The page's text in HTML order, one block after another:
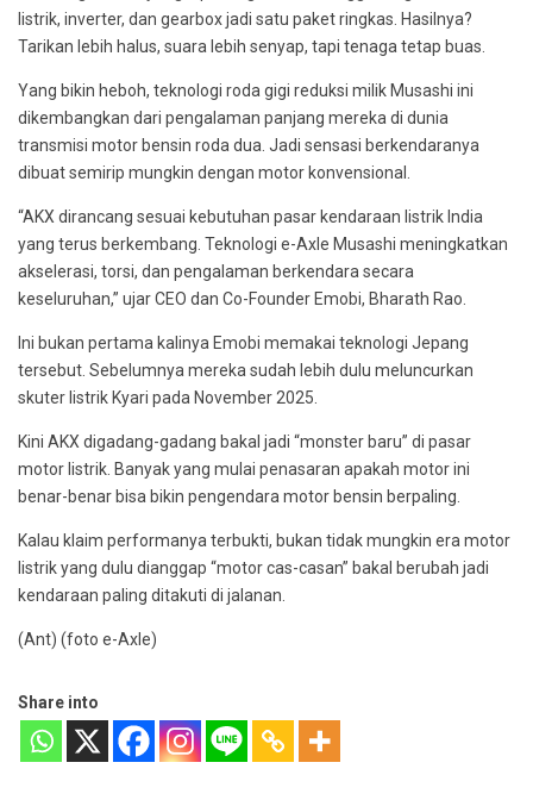
listrik, inverter, dan gearbox jadi satu paket ringkas. Hasilnya?
Tarikan lebih halus, suara lebih senyap, tapi tenaga tetap buas.
Yang bikin heboh, teknologi roda gigi reduksi milik Musashi ini
dikembangkan dari pengalaman panjang mereka di dunia
transmisi motor bensin roda dua. Jadi sensasi berkendaranya
dibuat semirip mungkin dengan motor konvensional.
“AKX dirancang sesuai kebutuhan pasar kendaraan listrik India
yang terus berkembang. Teknologi e-Axle Musashi meningkatkan
akselerasi, torsi, dan pengalaman berkendara secara
keseluruhan,” ujar CEO dan Co-Founder Emobi, Bharath Rao.
Ini bukan pertama kalinya Emobi memakai teknologi Jepang
tersebut. Sebelumnya mereka sudah lebih dulu meluncurkan
skuter listrik Kyari pada November 2025.
Kini AKX digadang-gadang bakal jadi “monster baru” di pasar
motor listrik. Banyak yang mulai penasaran apakah motor ini
benar-benar bisa bikin pengendara motor bensin berpaling.
Kalau klaim performanya terbukti, bukan tidak mungkin era motor
listrik yang dulu dianggap “motor cas-casan” bakal berubah jadi
kendaraan paling ditakuti di jalanan.
(Ant) (foto e-Axle)
Share into